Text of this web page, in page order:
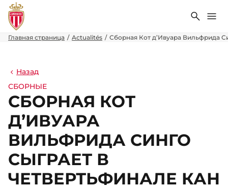
Поиск
Главная страница Actualités Сборная Кот д’Ивуара Вильфрида
Назад
СБОРНЫЕ
СБОРНАЯ КОТ
Д’ИВУАРА
ВИЛЬФРИДА СИНГО
СЫГРАЕТ В
ЧЕТВЕРТЬФИНАЛЕ КАН